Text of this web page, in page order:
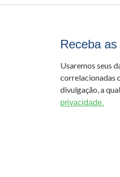
Receba
Usaremos seus
correlacionadas
divulgação, a
privacidade.